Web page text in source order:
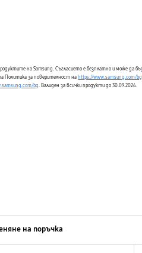
на Samsung. Съгласието е безплатно и може да
Политика за поверителност на https://www.samsung.com/
bg. Валиден за всички продукти до 30.09.2026.
на поръчка